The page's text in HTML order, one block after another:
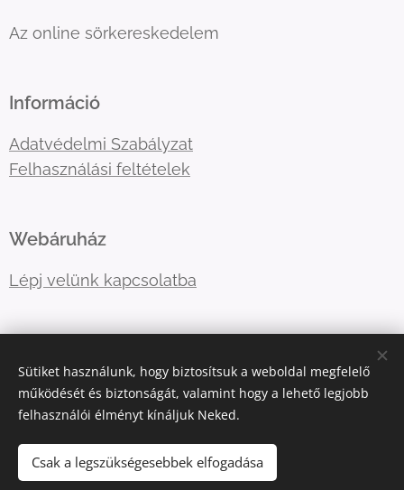
Az online sörkereskedelem
Információ
Adatvédelmi Szabályzat
Felhasználási feltételek
Webáruház
Lépj velünk kapcsolatba
primatormagyarorszag@gmail.com
Telefonszám:06202757966
Sütiket használunk, hogy biztosítsuk a weboldal megfelelő
működését és biztonságát, valamint hogy a lehető legjobb
felhasználói élményt kínáljuk Neked.
Csak a legszükségesebbek elfogadása